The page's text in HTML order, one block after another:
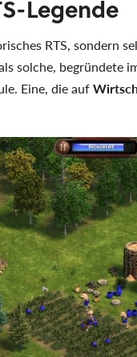
Legende
RTS, sondern
solche, begründete
Eine, die auf